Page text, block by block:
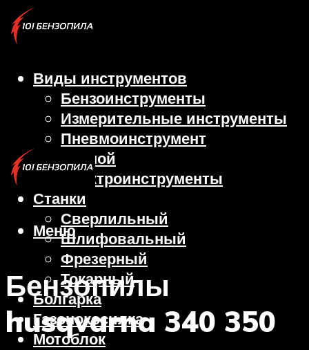
Виды инструментов
Бензоинструменты
Измерительные инструменты
Пневмоинструмент
Ручной
Электроинструменты
Станки
Сверлильный
Шлифовальный
Фрезерный
Токарный
Болгарка
Газонокосилка
Мотоблок
Меню
Бензопилы
husqvarna 340 350